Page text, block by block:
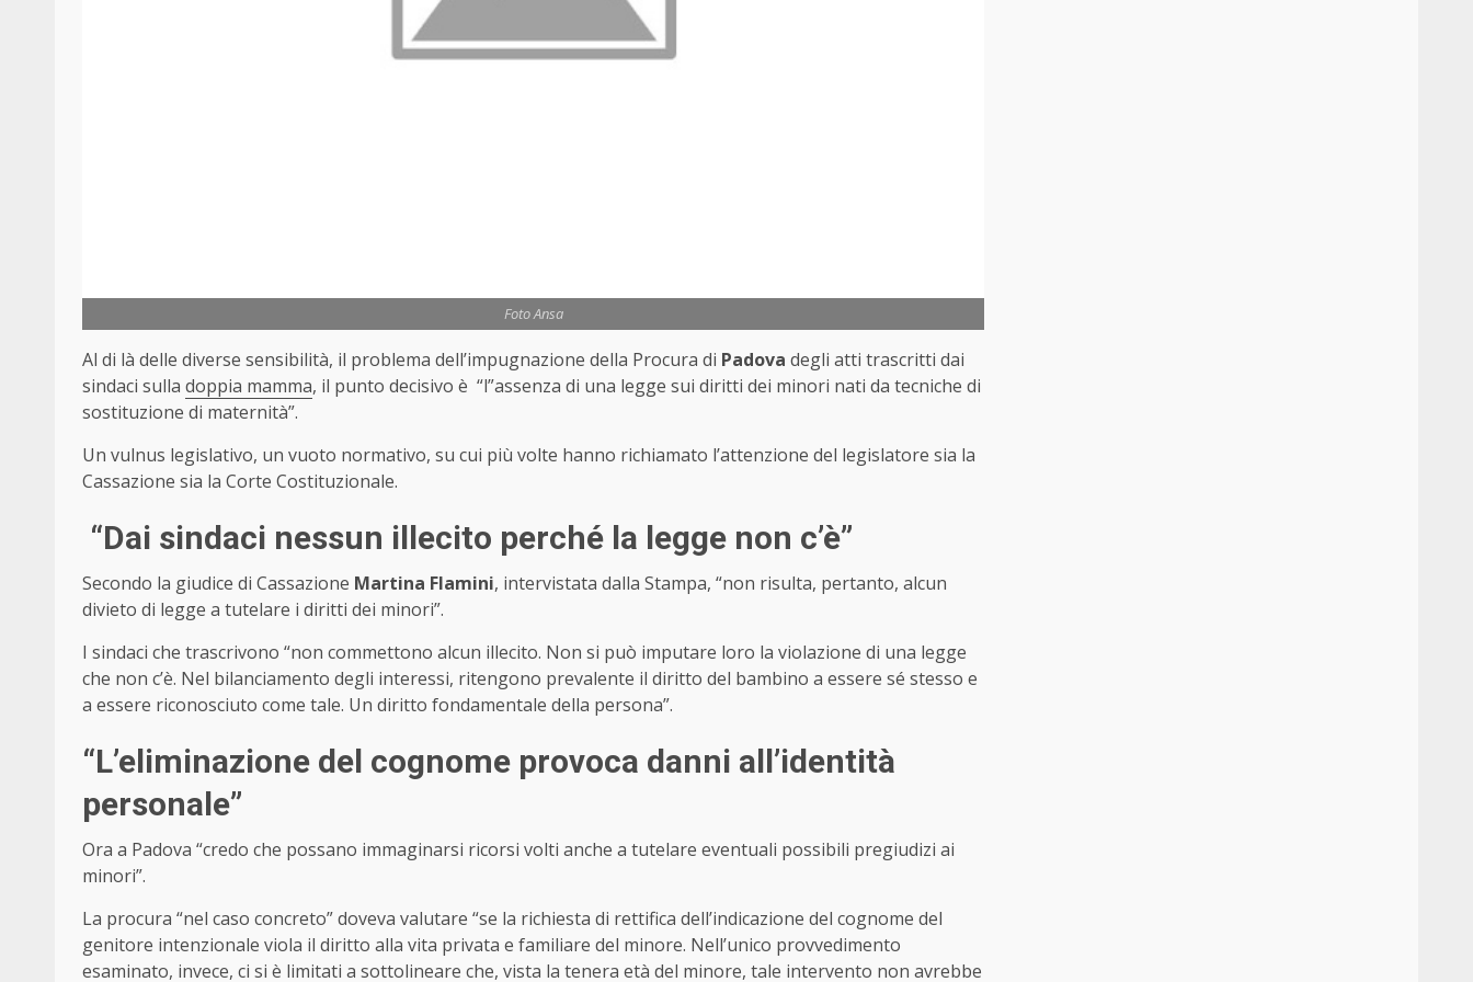
Foto Ansa
Al di là delle diverse sensibilità, il problema dell’impugnazione della Procura di Padova degli atti trascritti dai
sindaci sulla doppia mamma, il punto decisivo è “l”assenza di una legge sui diritti dei minori nati da tecniche di
sostituzione di maternità”.
Un vulnus legislativo, un vuoto normativo, su cui più volte hanno richiamato l’attenzione del legislatore sia la
Cassazione sia la Corte Costituzionale.
“Dai sindaci nessun illecito perché la legge non c’è”
Secondo la giudice di Cassazione Martina Flamini, intervistata dalla Stampa, “non risulta, pertanto, alcun
divieto di legge a tutelare i diritti dei minori”.
I sindaci che trascrivono “non commettono alcun illecito. Non si può imputare loro la violazione di una legge
che non c’è. Nel bilanciamento degli interessi, ritengono prevalente il diritto del bambino a essere sé stesso e
a essere riconosciuto come tale. Un diritto fondamentale della persona”.
“L’eliminazione del cognome provoca danni all’identità
personale”
Ora a Padova “credo che possano immaginarsi ricorsi volti anche a tutelare eventuali possibili pregiudizi ai
minori”.
La procura “nel caso concreto” doveva valutare “se la richiesta di rettifica dell’indicazione del cognome del
genitore intenzionale viola il diritto alla vita privata e familiare del minore. Nell’unico provvedimento
esaminato, invece, ci si è limitati a sottolineare che, vista la tenera età del minore, tale intervento non avrebbe